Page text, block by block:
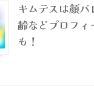
キムテスは顔
齢などプロフィ
も！